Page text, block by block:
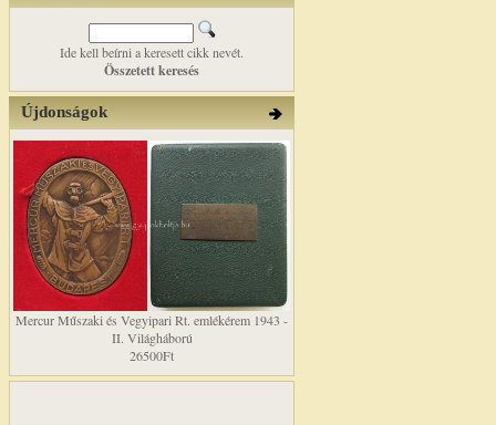
Ide kell beírni a keresett cikk nevét.
Összetett keresés
Újdonságok
Mercur Műszaki és Vegyipari Rt. emlékérem 1943 -
II. Világháború
26500Ft